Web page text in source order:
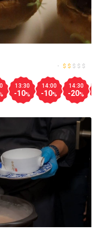
13:30
-10%
14:00
-10%
14:30
-20%